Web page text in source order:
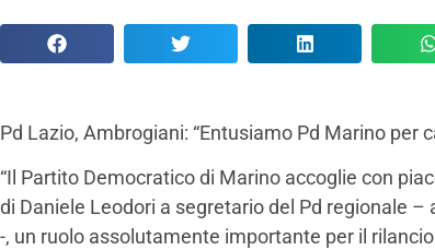
Pd Lazio, Ambrogiani: “Entusiamo Pd Marino per
“Il Partito Democratico di Marino accoglie con
di Daniele Leodori a segretario del Pd regionale
-, un ruolo assolutamente importante per il